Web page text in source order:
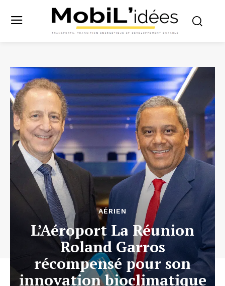
AÉRIEN
L’Aéroport La Réunion
Roland Garros
récompensé pour son
innovation bioclimatique